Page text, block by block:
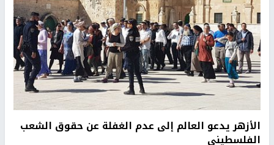
الأزهر يدعو العالم إلى عدم الغفلة عن حقوق الشعب
الفلسطيني